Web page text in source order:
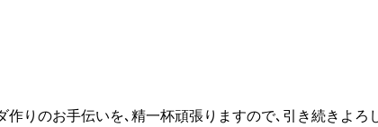
作りのお手伝いを､精一杯頑張りますので､引き続きよろ